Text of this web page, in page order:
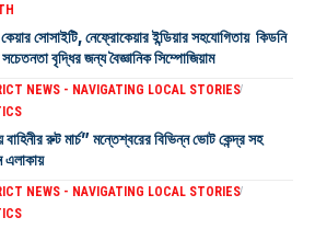
সোসাইটি, নেফ্রোকেয়ার ইন্ডিয়ার সহযোগিতায় কিডনি
সচেতনতা বৃদ্ধির জন্য বৈজ্ঞানিক সিম্পোজিয়াম
NEWS - NAVIGATING LOCAL STORIES
বাহিনীর রুট মার্চ” মন্তেশ্বরের বিভিন্ন ভোট কেন্দ্র সহ
এলাকায়
NEWS - NAVIGATING LOCAL STORIES